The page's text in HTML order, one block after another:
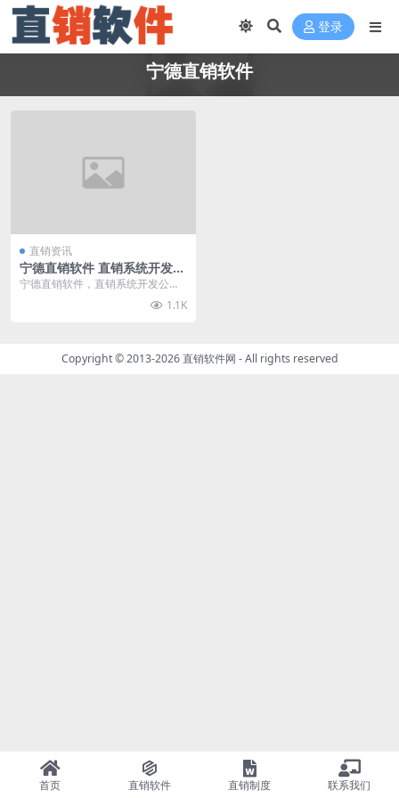
登录
宁德直销软件
直销资讯
宁德直销软件 直销系统开发公
司
宁德直销软件，直销系统开发公司
1.1K
Copyright © 2013-2026直销软件网 - All rights reserved
首页 直销软件 直销制度 联系我们